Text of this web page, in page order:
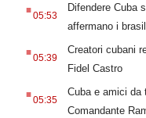
05:53
Difendere Cuba
affermano i
.05:39
Creatori cubani
Fidel Castro
.05:35
Cuba e amici da
Comandante